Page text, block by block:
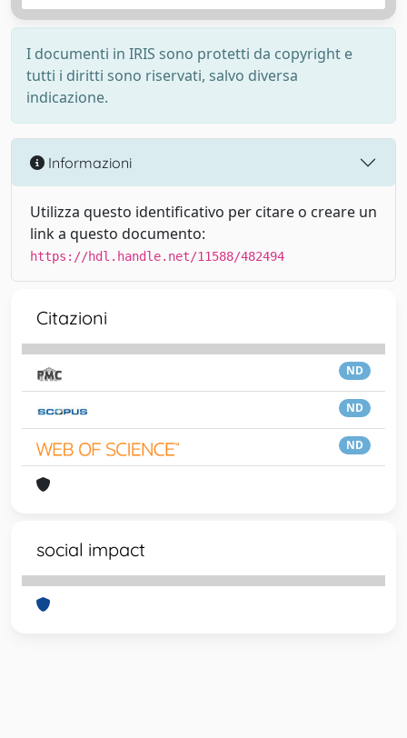
I documenti in IRIS sono protetti da copyright e
tutti i diritti sono riservati, salvo diversa
indicazione.
Informazioni
Utilizza questo identificativo per citare o creare un
link a questo documento:
https://hdl.handle.net/11588/482494
Citazioni
ND
ND
ND
social impact